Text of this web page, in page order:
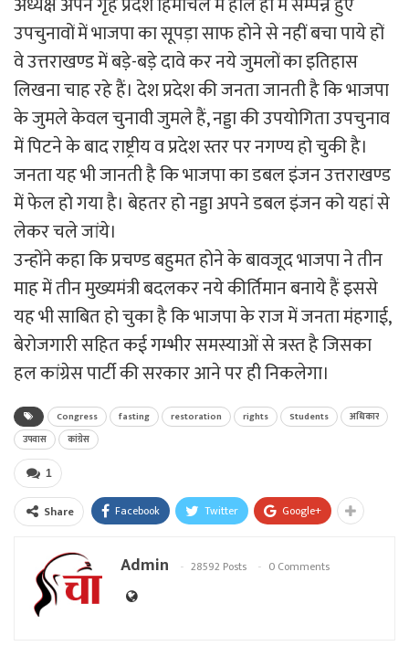
उपचुनावों में भाजपा का सूपड़ा साफ होने से नहीं बचा पाये हों
वे उत्तराखण्ड में बडे़-बडे़ दावे कर नये जुमलों का इतिहास
लिखना चाह रहे हैं। देश प्रदेश की जनता जानती है कि भाजपा
के जुमले केवल चुनावी जुमले हैं, नड्डा की उपयोगिता उपचुनाव
में पिटने के बाद राष्ट्रीय व प्रदेश स्तर पर नगण्य हो चुकी है।
जनता यह भी जानती है कि भाजपा का डबल इंजन उत्तराखण्ड
में फेल हो गया है। बेहतर हो नड्डा अपने डबल इंजन को यहां से
लेकर चले जांये।
उन्होंने कहा कि प्रचण्ड बहुमत होने के बावजूद भाजपा ने तीन
माह में तीन मुख्यमंत्री बदलकर नये कीर्तिमान बनाये हैं इससे
यह भी साबित हो चुका है कि भाजपा के राज में जनता मंहगाई,
बेरोजगारी सहित कई गम्भीर समस्याओं से त्रस्त है जिसका
हल कांग्रेस पार्टी की सरकार आने पर ही निकलेगा।
Congress fasting restoration rights Students
अधिकार
उपवास
कांग्रेस
1
Share Facebook Twitter Google+
Admin 28592 Posts 0 Comments